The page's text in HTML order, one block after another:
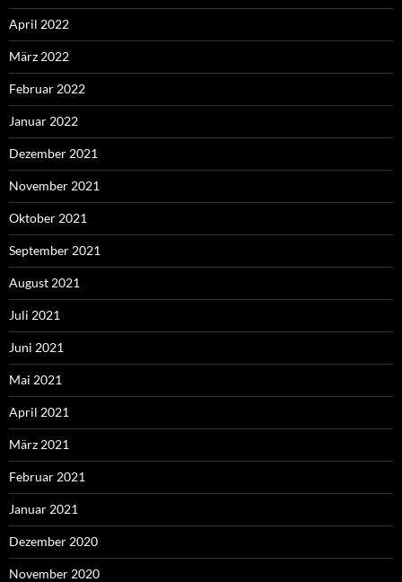
April 2022
März 2022
Februar 2022
Januar 2022
Dezember 2021
November 2021
Oktober 2021
September 2021
August 2021
Juli 2021
Juni 2021
Mai 2021
April 2021
März 2021
Februar 2021
Januar 2021
Dezember 2020
November 2020